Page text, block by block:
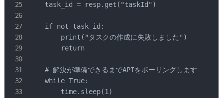
    task_id = resp.get("taskId")
    if not task_id:
        print("タスクの作成に失敗しました")
        return
    # 解決が準備できるまでAPIをポーリングします
    while True:
        time.sleep(1)